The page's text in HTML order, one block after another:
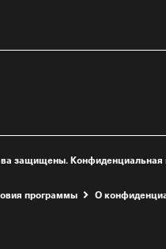
окно
новое окно
защищены.
программы О